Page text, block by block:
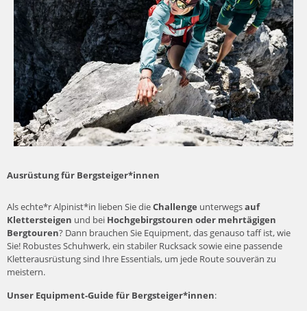
Ausrüstung für Bergsteiger*innen
Als echte*r Alpinist*in lieben Sie dieChallenge unterwegsauf
Klettersteigen und bei Hochgebirgstouren oder mehrtägigen
Bergtouren? Dann brauchen Sie Equipment, das genauso taff ist, wie
Sie! Robustes Schuhwerk, ein stabiler Rucksack sowie eine passende
Kletterausrüstung sind Ihre Essentials, um jede Route souverän zu
meistern.
Unser Equipment-Guide für Bergsteiger*innen: